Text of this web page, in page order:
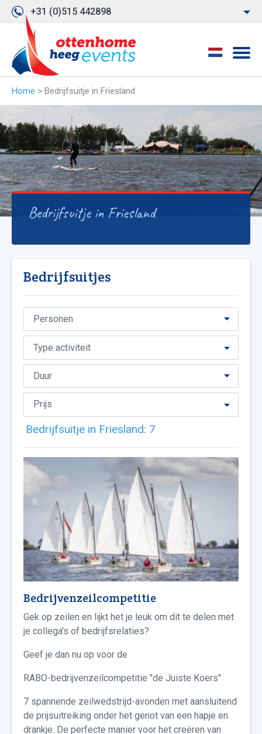
+31 (0)515 442898
Home > Bedrijfsuitje in Friesland
Bedrijfsuitje in Friesland
Bedrijfsuitjes
Bedrijfsuitje in Friesland: 7
Bedrijvenzeilcompetitie
Gek op zeilen en lijkt het je leuk om dit te delen met
je collega's of bedrijfsrelaties?
Geef je dan nu op voor de
RABO-bedrijvenzeilcompetitie "de Juiste Koers"
7 spannende zeilwedstrijd-avonden met aansluitend
de prijsuitreiking onder het genot van een hapje en
drankje. De perfecte manier voor het creëren van